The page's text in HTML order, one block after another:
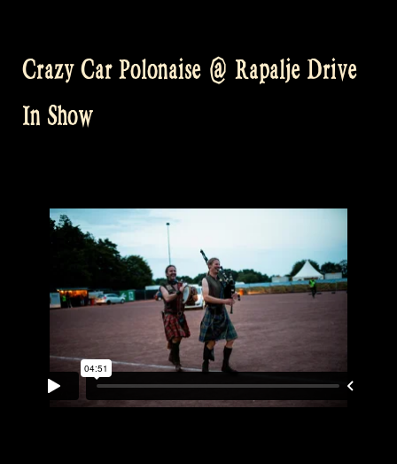
Crazy Car Polonaise @ Rapalje Drive
In Show